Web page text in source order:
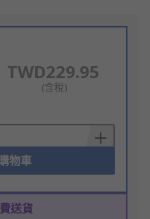
TWD229.95
(含稅)
物車
送貨